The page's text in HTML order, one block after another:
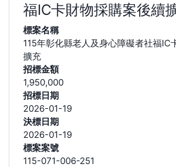
福IC卡財物採購案後續
標案名稱
115年彰化縣老人及身心障礙者社福IC
擴充
招標金額
1,950,000
招標日期
2026-01-19
決標日期
2026-01-19
標案案號
115-071-006-251